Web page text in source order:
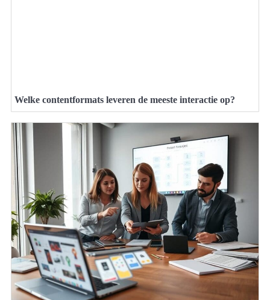
Welke contentformats leveren de meeste interactie op?